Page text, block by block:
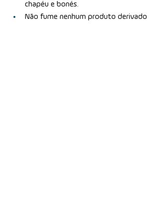
chapéu e bonés.
Não fume nenhum produto derivado